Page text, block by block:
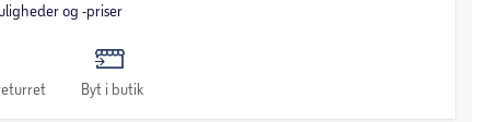
og -priser
Byt i butik